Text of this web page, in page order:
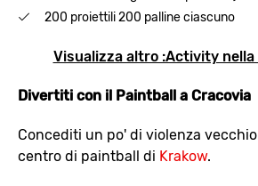
200 proiettili 200 palline ciascuno
Visualizza altro :Activity
Divertiti con il Paintball a Cracovia
Concediti un po' di violenza
centro di paintball di Krakow.